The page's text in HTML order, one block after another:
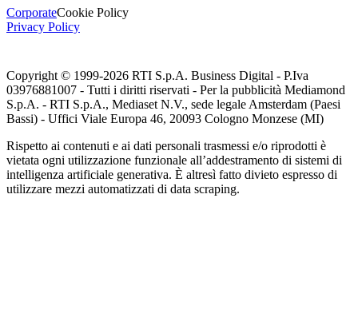
CorporateCookie Policy
Privacy Policy
Copyright © 1999-2026 RTI S.p.A. Business Digital - P.Iva
03976881007 - Tutti i diritti riservati - Per la pubblicità Mediamond
S.p.A. - RTI S.p.A., Mediaset N.V., sede legale Amsterdam (Paesi
Bassi) - Uffici Viale Europa 46, 20093 Cologno Monzese (MI)
Rispetto ai contenuti e ai dati personali trasmessi e/o riprodotti è
vietata ogni utilizzazione funzionale all’addestramento di sistemi di
intelligenza artificiale generativa. È altresì fatto divieto espresso di
utilizzare mezzi automatizzati di data scraping.